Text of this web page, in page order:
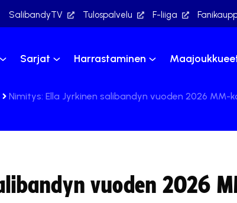
SalibandyTV Tulospalvelu F-liiga
Sarjat Harrastaminen
Nimitys: Ella Jyrkinen salibandyn vuoden 2026 MM-
vuoden 2026